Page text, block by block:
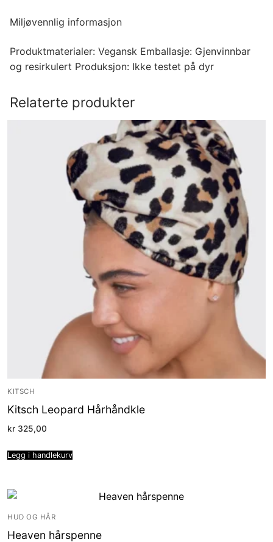
Miljøvennlig informasjon
Produktmaterialer: Vegansk Emballasje: Gjenvinnbar
og resirkulert Produksjon: Ikke testet på dyr
Relaterte produkter
KITSCH
Kitsch Leopard Hårhåndkle
kr 325,00
Legg i handlekurv
HUD OG HÅR
Heaven hårspenne